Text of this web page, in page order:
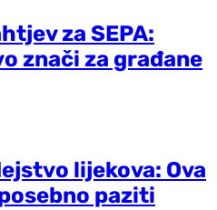
za SEPA:
znači za građane
lijekova: Ova
paziti